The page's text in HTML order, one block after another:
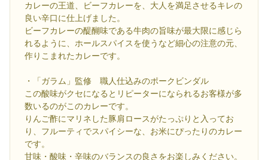
カレーの王道、ビーフカレーを、大人を満足させるキレの
良い辛口に仕上げました。
ビーフカレーの醍醐味である牛肉の旨味が最大限に感じら
れるように、ホールスパイスを使うなど細心の注意の元、
作りこまれたカレーです。
・「ガラム」監修 職人仕込みのポークビンダル
この酸味がクセになるとリピーターになられるお客様が多
数いるのがこのカレーです。
りんご酢にマリネした豚肩ロースがたっぷりと入ってお
り、フルーティでスパイシーな、お米にぴったりのカレー
です。
甘味・酸味・辛味のバランスの良さをお楽しみください。